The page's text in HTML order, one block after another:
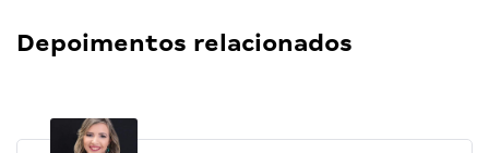
Depoimentos relacionados